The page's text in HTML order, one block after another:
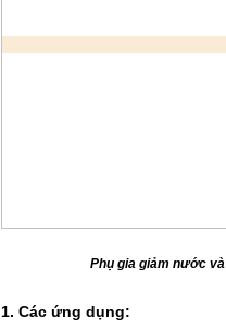
Phụ gia giảm nước
1. Các ứng dụng: